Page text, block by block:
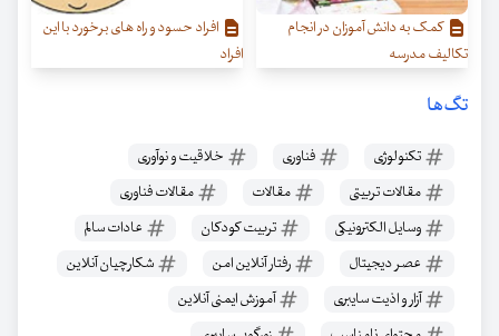
کمک به دانش آموزان در انجام
تکالیف مدرسه
افراد حسود و راه های برخورد با این
افراد
تگ‌ها
تکنولوژی فناوری
خلاقیت و نوآوری
مقالات تربیتی
مقالات
مقالات فناوری
وسایل الکترونیکی
تربیت کودکان
عادات سالم
عصر دیجیتال
رفتار آنلاین امن
شکارچیان آنلاین
آزار و اذیت سایبری
آموزش ایمنی آنلاین